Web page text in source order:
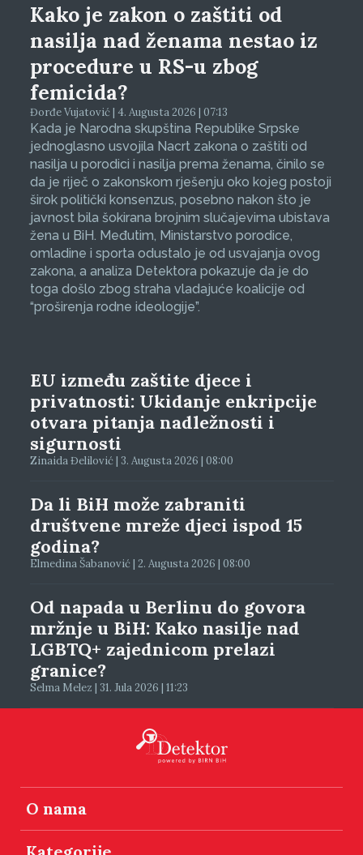
Kako je zakon o zaštiti od
nasilja nad ženama nestao iz
procedure u RS-u zbog
femicida?
Đorđe Vujatović | 4. Augusta 2026 | 07:13
Kada je Narodna skupština Republike Srpske
jednoglasno usvojila Nacrt zakona o zaštiti od
nasilja u porodici i nasilja prema ženama, činilo se
da je riječ o zakonskom rješenju oko kojeg postoji
širok politički konsenzus, posebno nakon što je
javnost bila šokirana brojnim slučajevima ubistava
žena u BiH. Međutim, Ministarstvo porodice,
omladine i sporta odustalo je od usvajanja ovog
zakona, a analiza Detektora pokazuje da je do
toga došlo zbog straha vladajuće koalicije od
“proširenja rodne ideologije”.
EU između zaštite djece i
privatnosti: Ukidanje enkripcije
otvara pitanja nadležnosti i
sigurnosti
Zinaida Đelilović | 3. Augusta 2026 | 08:00
Da li BiH može zabraniti
društvene mreže djeci ispod 15
godina?
Elmedina Šabanović | 2. Augusta 2026 | 08:00
Od napada u Berlinu do govora
mržnje u BiH: Kako nasilje nad
LGBTQ+ zajednicom prelazi
granice?
Selma Melez | 31. Jula 2026 | 11:23
O nama